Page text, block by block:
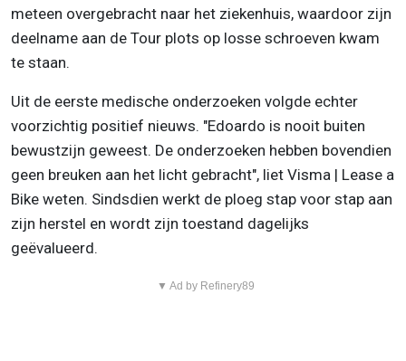
meteen overgebracht naar het ziekenhuis, waardoor zijn
deelname aan de Tour plots op losse schroeven kwam
te staan.
Uit de eerste medische onderzoeken volgde echter
voorzichtig positief nieuws. "Edoardo is nooit buiten
bewustzijn geweest. De onderzoeken hebben bovendien
geen breuken aan het licht gebracht", liet Visma | Lease a
Bike weten. Sindsdien werkt de ploeg stap voor stap aan
zijn herstel en wordt zijn toestand dagelijks
geëvalueerd.
▼ Ad by Refinery89